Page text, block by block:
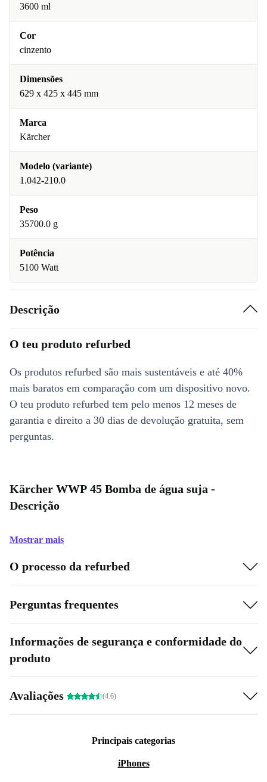
3600 ml
Cor
cinzento
Dimensões
629 x 425 x 445 mm
Marca
Kärcher
Modelo (variante)
1.042-210.0
Peso
35700.0 g
Potência
5100 Watt
Descrição
O teu produto refurbed
Os produtos refurbed são mais sustentáveis e até 40%
mais baratos em comparação com um dispositivo novo.
O teu produto refurbed tem pelo menos 12 meses de
garantia e direito a 30 dias de devolução gratuita, sem
perguntas.
Kärcher WWP 45 Bomba de água suja -
Descrição
Mostrar mais
O processo da refurbed
Perguntas frequentes
Informações de segurança e conformidade do
produto
Avaliações (4.6)
Principais categorias
iPhones